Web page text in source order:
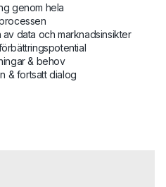
genom hela
av data och marknadsinsikter
& behov
& fortsatt dialog